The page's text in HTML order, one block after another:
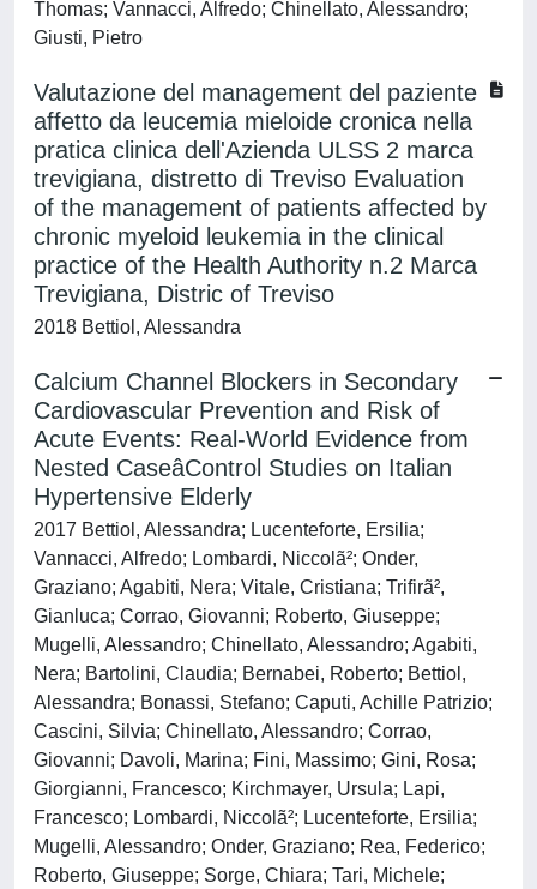
Thomas; Vannacci, Alfredo; Chinellato, Alessandro;
Giusti, Pietro
Valutazione del management del paziente
affetto da leucemia mieloide cronica nella
pratica clinica dell'Azienda ULSS 2 marca
trevigiana, distretto di Treviso Evaluation
of the management of patients affected by
chronic myeloid leukemia in the clinical
practice of the Health Authority n.2 Marca
Trevigiana, Distric of Treviso
2018 Bettiol, Alessandra
Calcium Channel Blockers in Secondary
Cardiovascular Prevention and Risk of
Acute Events: Real-World Evidence from
Nested CaseâControl Studies on Italian
Hypertensive Elderly
2017 Bettiol, Alessandra; Lucenteforte, Ersilia;
Vannacci, Alfredo; Lombardi, Niccolã²; Onder,
Graziano; Agabiti, Nera; Vitale, Cristiana; Trifirã²,
Gianluca; Corrao, Giovanni; Roberto, Giuseppe;
Mugelli, Alessandro; Chinellato, Alessandro; Agabiti,
Nera; Bartolini, Claudia; Bernabei, Roberto; Bettiol,
Alessandra; Bonassi, Stefano; Caputi, Achille Patrizio;
Cascini, Silvia; Chinellato, Alessandro; Corrao,
Giovanni; Davoli, Marina; Fini, Massimo; Gini, Rosa;
Giorgianni, Francesco; Kirchmayer, Ursula; Lapi,
Francesco; Lombardi, Niccolã²; Lucenteforte, Ersilia;
Mugelli, Alessandro; Onder, Graziano; Rea, Federico;
Roberto, Giuseppe; Sorge, Chiara; Tari, Michele;